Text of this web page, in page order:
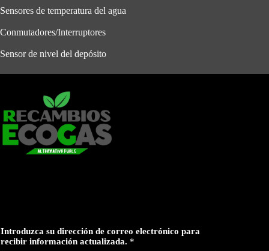
Sensores de temperatura del agua
Conmutadores/Interruptores
Sensor de nivel del depósito
Introduzca su dirección de correo electrónico para
recibir información actualizada. *